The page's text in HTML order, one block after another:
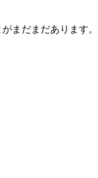
まだまだあります。